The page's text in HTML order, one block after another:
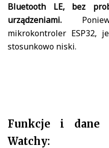
Bluetooth LE, bez
urządzeniami.
mikrokontroler ESP32,
stosunkowo niski.
Funkcje i dane
Watchy: